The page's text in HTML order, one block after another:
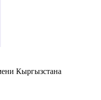
Кыргызстана